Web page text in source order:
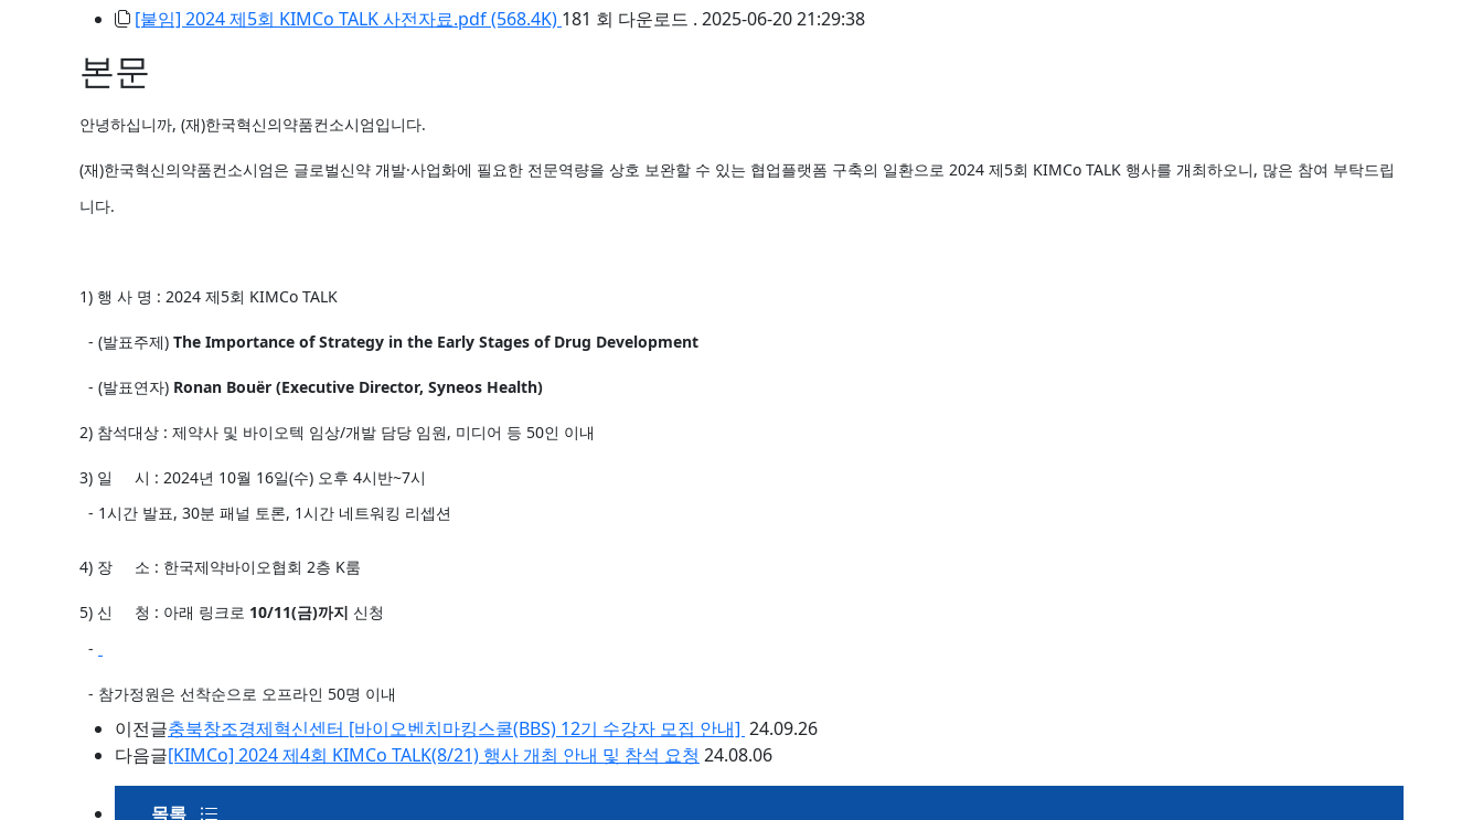
[붙임] 2024 제5회 KIMCo TALK 사전자료.pdf (568.4K) 181 회 다운로드 . 2025-06-20 21:29:38
본문
안녕하십니까, (재)한국혁신의약품컨소시엄입니다.
(재)한국혁신의약품컨소시엄은 글로벌신약 개발⸱사업화에 필요한 전문역량을 상호 보완할 수 있는 협업플랫폼 구축의 일환으로 2024 제5회 KIMCo TALK 행사를 개최하오니, 많은 참여 부탁드립
니다.
1) 행 사 명 : 2024 제5회 KIMCo TALK
- (발표주제) The Importance of Strategy in the Early Stages of Drug Development
- (발표연자) Ronan Bouër (Executive Director, Syneos Health)
2) 참석대상 : 제약사 및 바이오텍 임상/개발 담당 임원, 미디어 등 50인 이내
3) 일 시 : 2024년 10월 16일(수) 오후 4시반~7시
- 1시간 발표, 30분 패널 토론, 1시간 네트워킹 리셉션
4) 장 소 : 한국제약바이오협회 2층 K룸
5) 신 청 : 아래 링크로 10/11(금)까지 신청
-
- 참가정원은 선착순으로 오프라인 50명 이내
이전글충북창조경제혁신센터 [바이오벤치마킹스쿨(BBS) 12기 수강자 모집 안내] ​ 24.09.26
다음글[KIMCo] 2024 제4회 KIMCo TALK(8/21) 행사 개최 안내 및 참석 요청 24.08.06
목록